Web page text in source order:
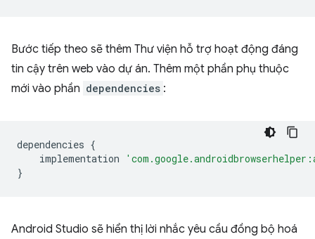
Bước tiếp theo sẽ thêm Thư viện hỗ trợ hoạt động đáng
tin cậy trên web vào dự án. Thêm một phần phụ thuộc
mới vào phần dependencies :
dependencies {
implementation
}
Android Studio sẽ hiển thị lời nhắc yêu cầu đồng bộ hoá